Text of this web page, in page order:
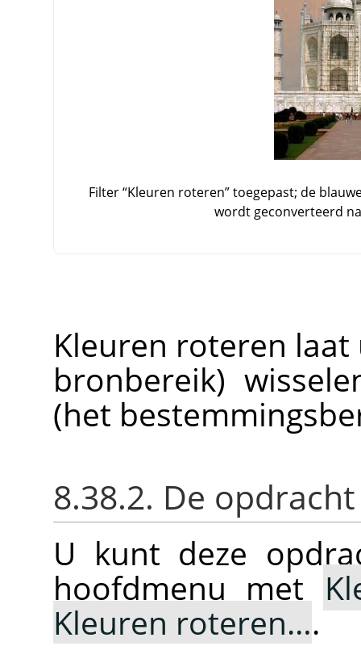
Filter“Kleuren roteren”toegepast; de
wordt geconverteerd
Kleuren roteren
bronbereik)
(het
8.38.2. De
U kunt deze
hoofdmenu met
Kleuren roteren….